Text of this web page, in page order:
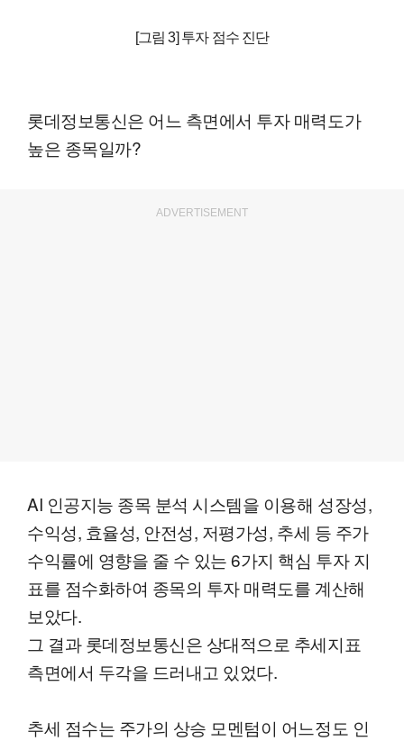
[그림 3] 투자 점수 진단
롯데정보통신은 어느 측면에서 투자 매력도가
높은 종목일까?
ADVERTISEMENT
AI 인공지능 종목 분석 시스템을 이용해 성장성,
수익성, 효율성, 안전성, 저평가성, 추세 등 주가
수익률에 영향을 줄 수 있는 6가지 핵심 투자 지
표를 점수화하여 종목의 투자 매력도를 계산해
보았다.
그 결과 롯데정보통신은 상대적으로 추세지표
측면에서 두각을 드러내고 있었다.
추세 점수는 주가의 상승 모멘텀이 어느정도 인